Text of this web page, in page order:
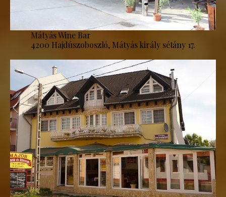
Mátyás Wine Bar
4200 Hajdúszoboszló, Mátyás király sétány 17.